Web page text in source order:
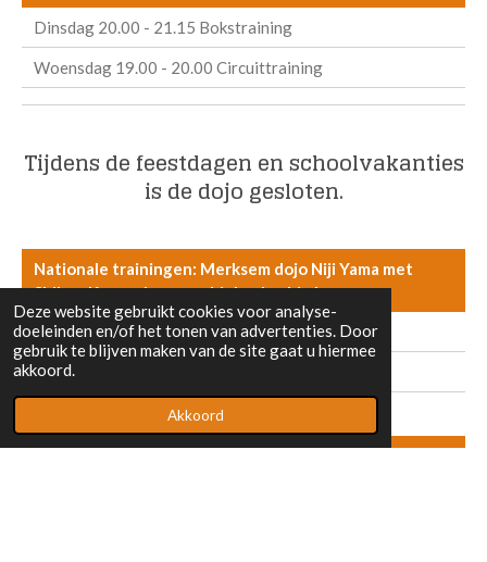
Deze website gebruikt cookies voor analyse-
doeleinden en/of het tonen van advertenties. Door
gebruik te blijven maken van de site gaat u hiermee
akkoord.
Akkoord
Dinsdag 20.00 - 21.15 Bokstraining
Woensdag 19.00 - 20.00 Circuittraining
Tijdens de feestdagen en schoolvakanties
is de dojo gesloten.
Nationale trainingen: Merksem dojo Niji Yama met
Shihan Koen, zie www.shinkyokushin.be
Kata vanaf 4e kyu: Zondag 10.00 - 11.00
Kumite vanaf 13 jaar: Zondag 11.00 - 13.00